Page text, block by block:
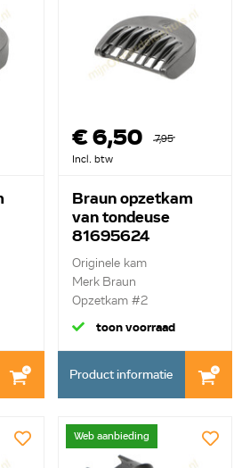
€ 6,50
7,95
Incl. btw
Braun opzetkam
van tondeuse
81695624
Originele kam
Merk Braun
Opzetkam #2
toon voorraad
Product informatie
Web aanbieding